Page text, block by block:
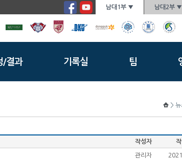
남대1부 ▼ 남대2부 ▼
/결과 기록실 팀
> 뉴
작성자
관리자